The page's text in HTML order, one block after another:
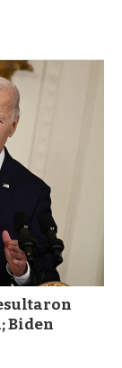
Biden